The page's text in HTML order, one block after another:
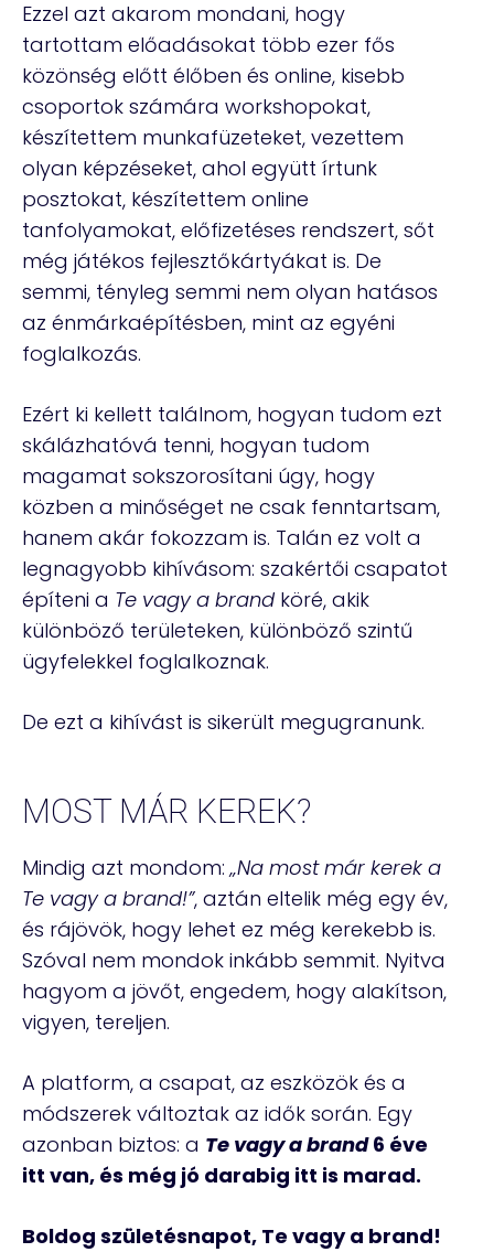
Ezzel azt akarom mondani, hogy
tartottam előadásokat több ezer fős
közönség előtt élőben és online, kisebb
csoportok számára workshopokat,
készítettem munkafüzeteket, vezettem
olyan képzéseket, ahol együtt írtunk
posztokat, készítettem online
tanfolyamokat, előfizetéses rendszert, sőt
még játékos fejlesztőkártyákat is. De
semmi, tényleg semmi nem olyan hatásos
az énmárkaépítésben, mint az egyéni
foglalkozás.
Ezért ki kellett találnom, hogyan tudom ezt
skálázhatóvá tenni, hogyan tudom
magamat sokszorosítani úgy, hogy
közben a minőséget ne csak fenntartsam,
hanem akár fokozzam is. Talán ez volt a
legnagyobb kihívásom: szakértői csapatot
építeni a Te vagy a brand köré, akik
különböző területeken, különböző szintű
ügyfelekkel foglalkoznak.
De ezt a kihívást is sikerült megugranunk.
MOST MÁR KEREK?
Mindig azt mondom:„Na most már kerek a
Te vagy a brand!”, aztán eltelik még egy év,
és rájövök, hogy lehet ez még kerekebb is.
Szóval nem mondok inkább semmit. Nyitva
hagyom a jövőt, engedem, hogy alakítson,
vigyen, tereljen.
A platform, a csapat, az eszközök és a
módszerek változtak az idők során. Egy
azonban biztos: a Te vagy a brand6 éve
itt van, és még jó darabig itt is marad.
Boldog születésnapot, Te vagy a brand!